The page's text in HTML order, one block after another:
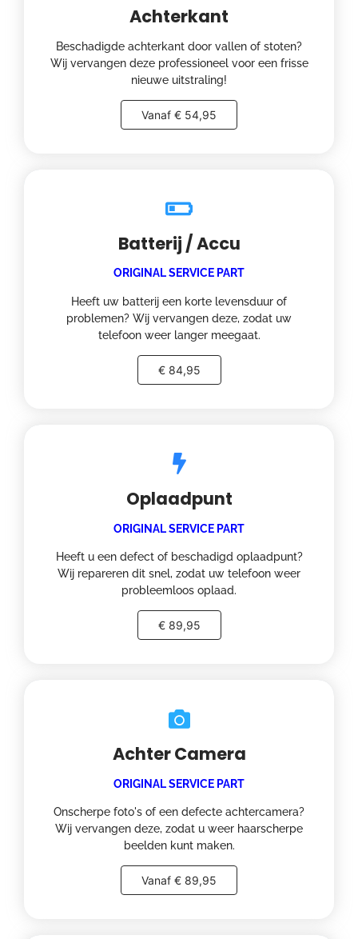
Achterkant
Beschadigde achterkant door vallen of stoten?
Wij vervangen deze professioneel voor een frisse
nieuwe uitstraling!
Vanaf € 54,95
Batterij / Accu
ORIGINAL SERVICE PART
Heeft uw batterij een korte levensduur of
problemen? Wij vervangen deze, zodat uw
telefoon weer langer meegaat.
€ 84,95
Oplaadpunt
ORIGINAL SERVICE PART
Heeft u een defect of beschadigd oplaadpunt?
Wij repareren dit snel, zodat uw telefoon weer
probleemloos oplaad.
€ 89,95
Achter Camera
ORIGINAL SERVICE PART
Onscherpe foto's of een defecte achtercamera?
Wij vervangen deze, zodat u weer haarscherpe
beelden kunt maken.
Vanaf € 89,95